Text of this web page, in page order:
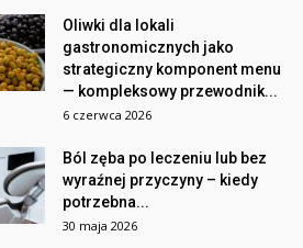
Oliwki dla lokali
gastronomicznych jako
strategiczny komponent menu
— kompleksowy przewodnik...
6 czerwca 2026
Ból zęba po leczeniu lub bez
wyraźnej przyczyny – kiedy
potrzebna...
30 maja 2026